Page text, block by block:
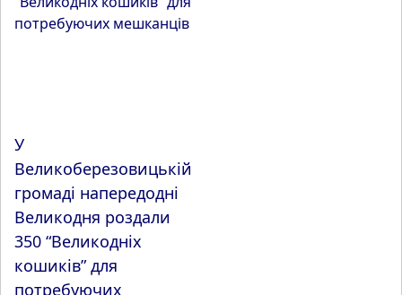
У
Великоберезовицькій
громаді напередодні
Великодня роздали
350 “Великодніх
кошиків” для
потребуючих